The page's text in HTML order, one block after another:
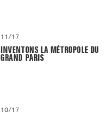
11/17
INVENTONS LA MÉTROPOLE DU
GRAND PARIS
10/17